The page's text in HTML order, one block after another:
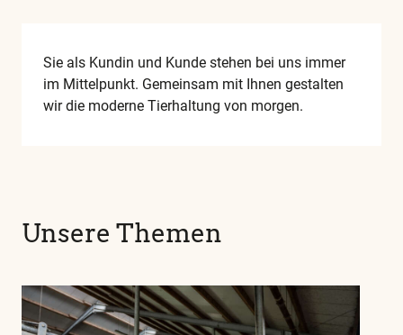
Sie als Kundin und Kunde stehen bei uns immer
im Mittelpunkt. Gemeinsam mit Ihnen gestalten
wir die moderne Tierhaltung von morgen.
Unsere Themen